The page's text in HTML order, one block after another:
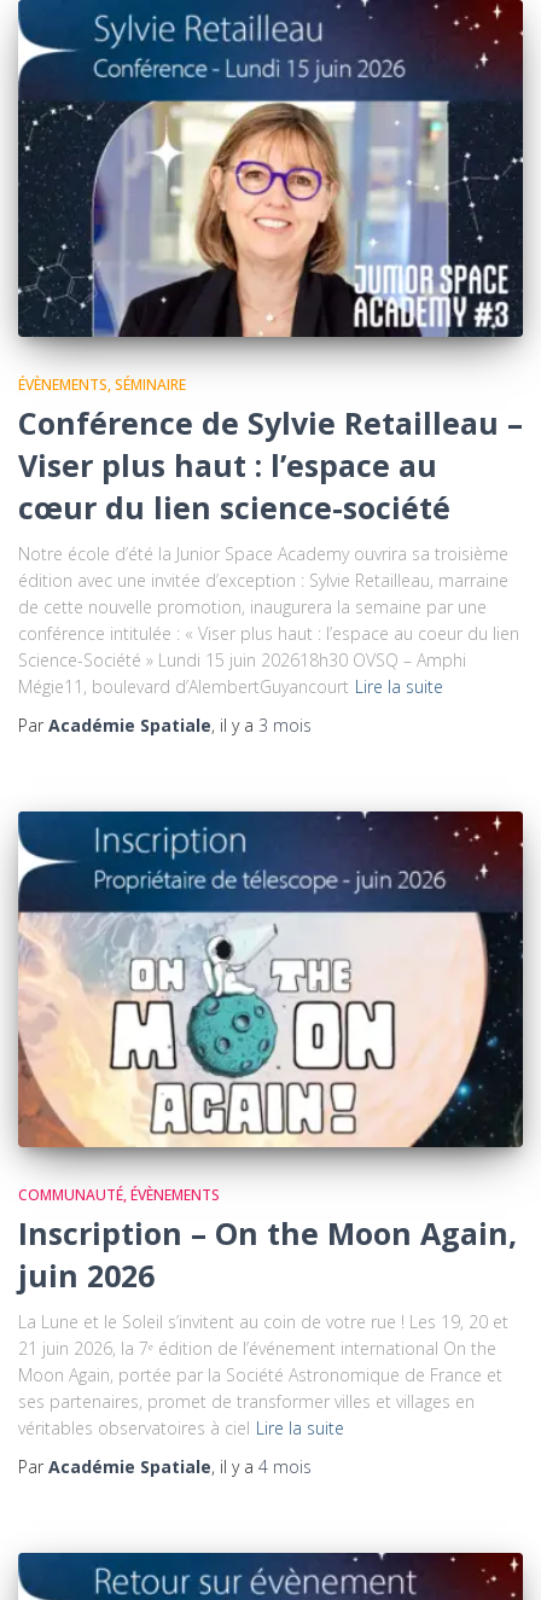
ÉVÈNEMENTS SÉMINAIRE
Conférence de Sylvie Retailleau –
Viser plus haut : l’espace au
cœur du lien science-société
Notre école d’été la Junior Space Academy ouvrira sa troisième
édition avec une invitée d’exception : Sylvie Retailleau, marraine
de cette nouvelle promotion, inaugurera la semaine par une
conférence intitulée : « Viser plus haut : l’espace au coeur du lien
Science-Société » Lundi 15 juin 202618h30 OVSQ – Amphi
Mégie11, boulevard d’AlembertGuyancourt Lire la suite
Par Académie Spatiale, il y a 3 mois
COMMUNAUTÉ ÉVÈNEMENTS
Inscription – On the Moon Again,
juin 2026
La Lune et le Soleil s’invitent au coin de votre rue ! Les 19, 20 et
21 juin 2026, la 7ᵉ édition de l’événement international On the
Moon Again, portée par la Société Astronomique de France et
ses partenaires, promet de transformer villes et villages en
véritables observatoires à ciel Lire la suite
Par Académie Spatiale, il y a 4 mois